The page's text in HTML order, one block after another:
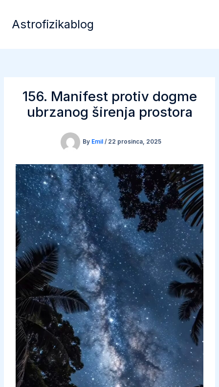
contentAstrofizikablog
156. Manifest protiv dogme
ubrzanog širenja prostora
By Emil / 22 prosinca, 2025